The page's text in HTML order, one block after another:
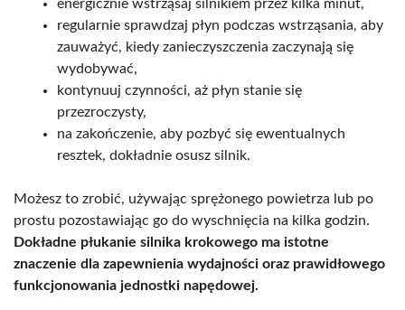
energicznie wstrząsaj silnikiem przez kilka minut,
regularnie sprawdzaj płyn podczas wstrząsania, aby
zauważyć, kiedy zanieczyszczenia zaczynają się
wydobywać,
kontynuuj czynności, aż płyn stanie się
przezroczysty,
na zakończenie, aby pozbyć się ewentualnych
resztek, dokładnie osusz silnik.
Możesz to zrobić, używając sprężonego powietrza lub po
prostu pozostawiając go do wyschnięcia na kilka godzin.
Dokładne płukanie silnika krokowego ma istotne
znaczenie dla zapewnienia wydajności oraz prawidłowego
funkcjonowania jednostki napędowej.